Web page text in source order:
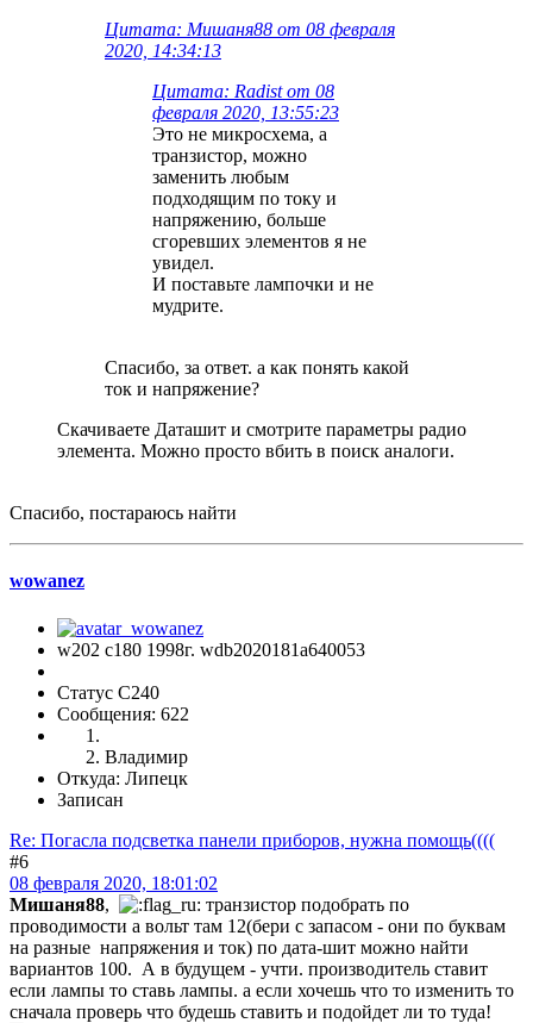
Цитата: Мишаня88 от 08 февраля
2020, 14:34:13
Цитата: Radist от 08
февраля 2020, 13:55:23
Это не микросхема, а
транзистор, можно
заменить любым
подходящим по току и
напряжению, больше
сгоревших элементов я не
увидел.
И поставьте лампочки и не
мудрите.
Спасибо, за ответ. а как понять какой
ток и напряжение?
Скачиваете Даташит и смотрите параметры радио
элемента. Можно просто вбить в поиск аналоги.
Спасибо, постараюсь найти
wowanez
w202 c180 1998г. wdb2020181a640053
Статус C240
Сообщения: 622
Владимир
Откуда: Липецк
Записан
Re: Погасла подсветка панели приборов, нужна помощь((((
#6
08 февраля 2020, 18:01:02
Мишаня88,
транзистор подобрать по
проводимости а вольт там 12(бери с запасом - они по буквам
на разные напряжения и ток) по дата-шит можно найти
вариантов 100. А в будущем - учти. производитель ставит
если лампы то ставь лампы. а если хочешь что то изменить то
сначала проверь что будешь ставить и подойдет ли то туда!